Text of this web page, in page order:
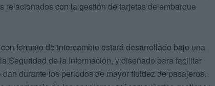
con la gestión de tarjetas de embarque
formato de intercambio estará desarrollado bajo una
Seguridad de la Información, y diseñado para facilitar
durante los periodos de mayor fluidez de pasajeros.